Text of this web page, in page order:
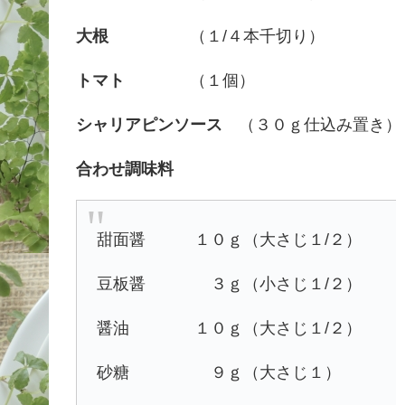
大根 （１/４本千切り）
トマト （１個）
シャリアピンソース （３０ｇ仕込み置き）
合わせ調味料
甜面醤 １０ｇ（大さじ１/２）
豆板醤 ３ｇ（小さじ１/２）
醤油 １０ｇ（大さじ１/２）
砂糖 ９ｇ（大さじ１）